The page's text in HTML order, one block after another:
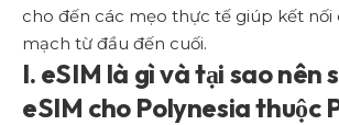
cho đến các mẹo thực tế giúp kết nối
mạch từ đầu đến cuối.
I. eSIM là gì và tại sao nên
eSIM cho Polynesia thuộc